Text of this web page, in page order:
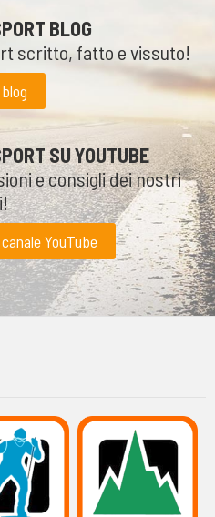
BLOG
scritto, fatto e vissuto!
SU YOUTUBE
e consigli dei nostri
YouTube